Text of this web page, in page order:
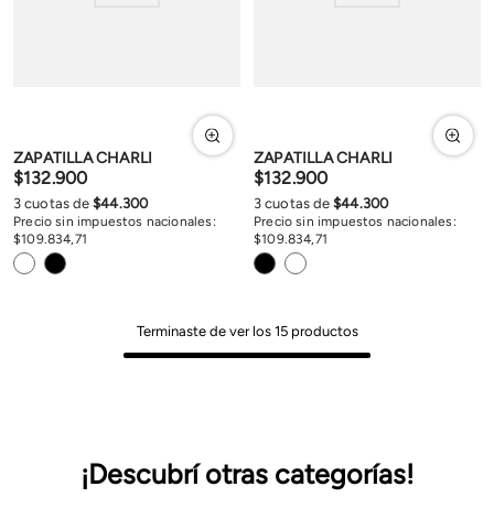
ZAPATILLA CHARLI
$132.900
Precio sin impuestos nacionales:
$109.834,71
3 cuotas de$44.300
ZAPATILLA CHARLI
$132.900
Precio sin impuestos nacionales:
$109.834,71
3 cuotas de$44.300
Terminaste de ver los 15productos
¡Descubrí otras categorías!